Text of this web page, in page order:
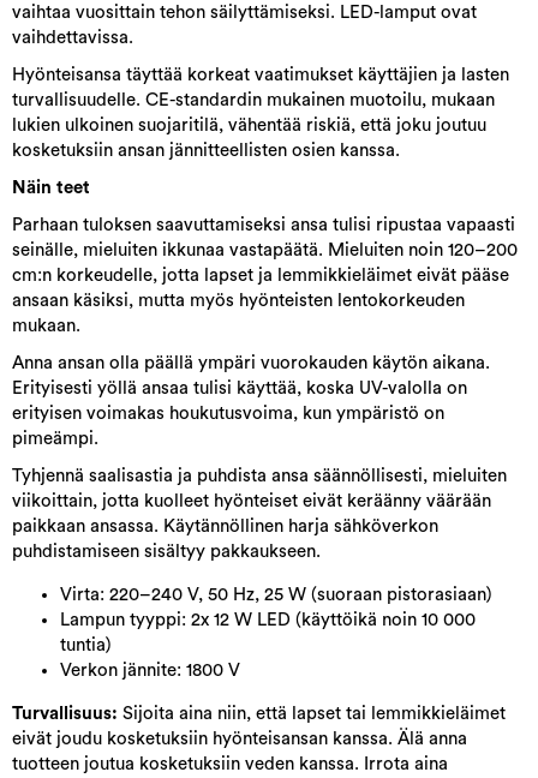
vaihtaa vuosittain tehon säilyttämiseksi. LED-lamput ovat
vaihdettavissa.
Hyönteisansa täyttää korkeat vaatimukset käyttäjien ja lasten
turvallisuudelle. CE-standardin mukainen muotoilu, mukaan
lukien ulkoinen suojaritilä, vähentää riskiä, että joku joutuu
kosketuksiin ansan jännitteellisten osien kanssa.
Näin teet
Parhaan tuloksen saavuttamiseksi ansa tulisi ripustaa vapaasti
seinälle, mieluiten ikkunaa vastapäätä. Mieluiten noin 120–200
cm:n korkeudelle, jotta lapset ja lemmikkieläimet eivät pääse
ansaan käsiksi, mutta myös hyönteisten lentokorkeuden
mukaan.
Anna ansan olla päällä ympäri vuorokauden käytön aikana.
Erityisesti yöllä ansaa tulisi käyttää, koska UV-valolla on
erityisen voimakas houkutusvoima, kun ympäristö on
pimeämpi.
Tyhjennä saalisastia ja puhdista ansa säännöllisesti, mieluiten
viikoittain, jotta kuolleet hyönteiset eivät keräänny väärään
paikkaan ansassa. Käytännöllinen harja sähköverkon
puhdistamiseen sisältyy pakkaukseen.
Virta: 220–240 V, 50 Hz, 25 W (suoraan pistorasiaan)
Lampun tyyppi: 2x 12 W LED (käyttöikä noin 10 000
tuntia)
Verkon jännite: 1800 V
Turvallisuus: Sijoita aina niin, että lapset tai lemmikkieläimet
eivät joudu kosketuksiin hyönteisansan kanssa. Älä anna
tuotteen joutua kosketuksiin veden kanssa. Irrota aina